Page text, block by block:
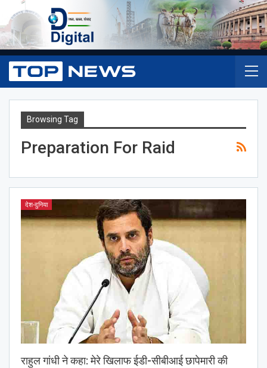
Browsing Tag
Preparation For Raid
देश-दुनिया
राहुल गांधी ने कहा: मेरे खिलाफ ईडी-सीबीआई छापेमारी की